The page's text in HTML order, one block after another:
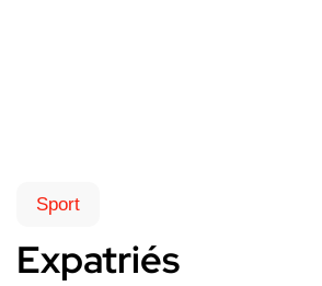
Sport
Expatriés